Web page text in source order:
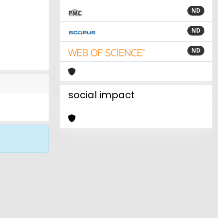
ND
ND
ND
social impact